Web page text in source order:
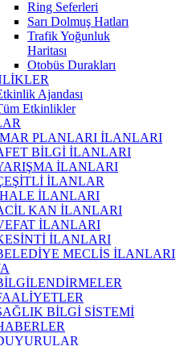
Ring Seferleri
Sarı Dolmuş Hatları
Trafik Yoğunluk
Haritası
Otobüs Durakları
Ajandası
Etkinlikler
PLANLARI İLANLARI
BİLGİ İLANLARI
İLANLARI
İLANLAR
İLANLARI
KAN İLANLARI
İLANLARI
İLANLARI
MECLİS İLANLARI
BİLGİ SİSTEMİ